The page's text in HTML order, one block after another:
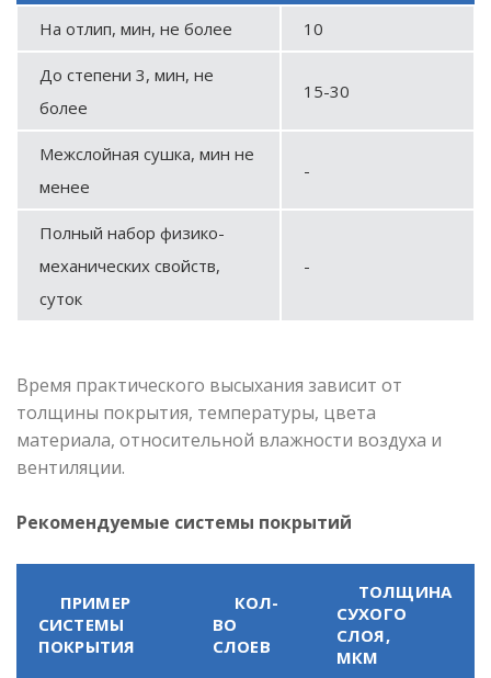
На отлип, мин, не более 10
До степени 3, мин, не
более
15-30
Межслойная сушка, мин не
менее
-
Полный набор физико-
механических свойств,
суток
-
Время практического высыхания зависит от
толщины покрытия, температуры, цвета
материала, относительной влажности воздуха и
вентиляции.
Рекомендуемые системы покрытий
ПРИМЕР
СИСТЕМЫ
ПОКРЫТИЯ
КОЛ-
ВО
СЛОЕВ
ТОЛЩИНА
СУХОГО
СЛОЯ,
МКМ